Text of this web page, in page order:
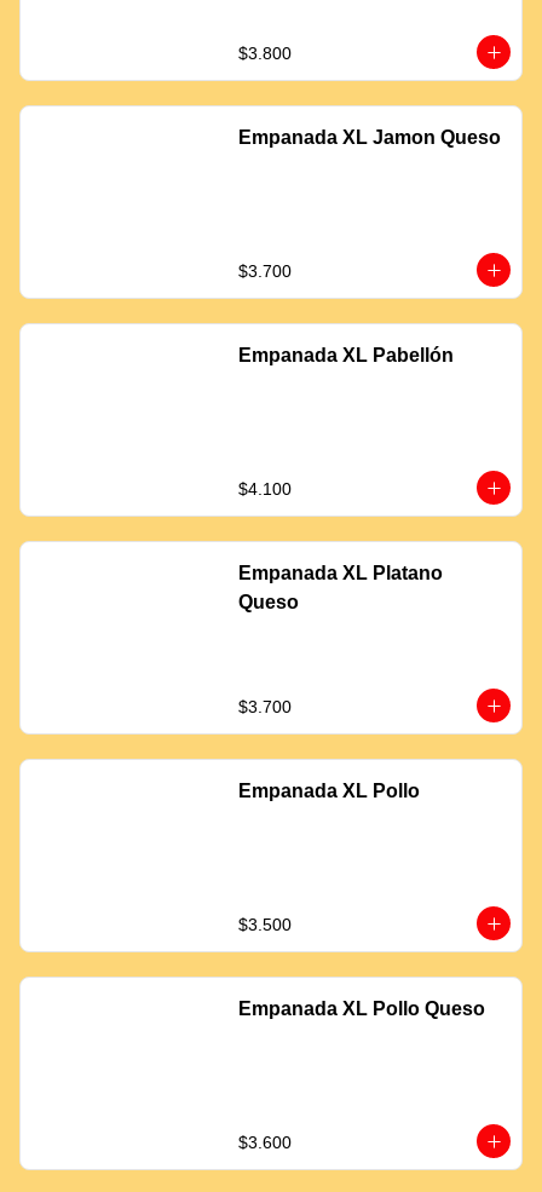
$3.800
Empanada XL Jamon Queso
$3.700
Empanada XL Pabellón
$4.100
Empanada XL Platano
Queso
$3.700
Empanada XL Pollo
$3.500
Empanada XL Pollo Queso
$3.600